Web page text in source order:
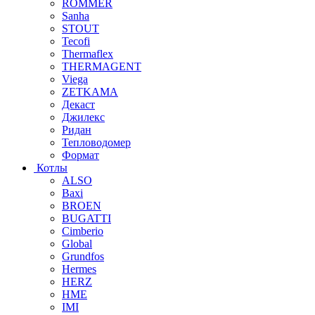
ROMMER
Sanha
STOUT
Tecofi
Thermaflex
THERMAGENT
Viega
ZETKAMA
Декаст
Джилекс
Ридан
Тепловодомер
Формат
Котлы
ALSO
Baxi
BROEN
BUGATTI
Cimberio
Global
Grundfos
Hermes
HERZ
HME
IMI